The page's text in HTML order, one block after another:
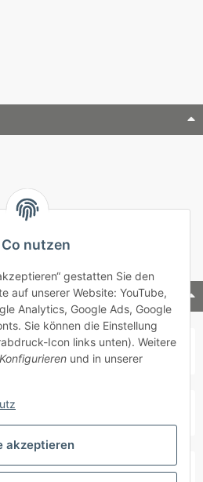
akzeptieren
nutzen
gestatten Sie den
auf unserer Website: YouTube,
Analytics, Google Ads, Google
Sie können die Einstellung
Icon links unten). Weitere
Konfigurieren und in unserer